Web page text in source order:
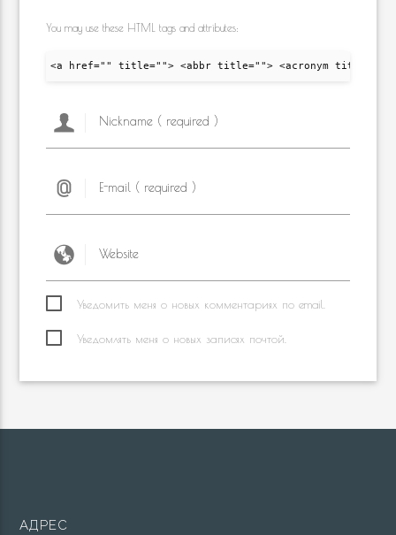
You may use these HTML tags and attributes:
<a href="" title=""> <abbr title=""> <acronym title="">
Уведомить меня о новых комментариях по email.
Уведомлять меня о новых записях почтой.
АДРЕС